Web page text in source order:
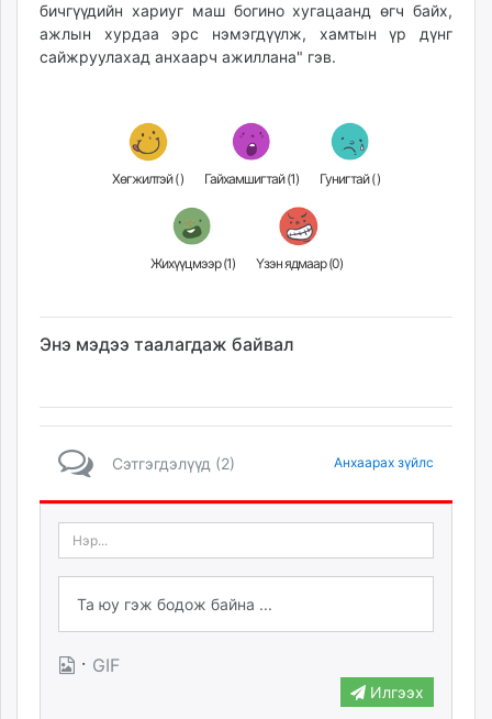
бичгүүдийн хариуг маш богино хугацаанд өгч байх,
ажлын хурдаа эрс нэмэгдүүлж, хамтын үр дүнг
сайжруулахад анхаарч ажиллана" гэв.
Хөгжилтэй () Гайхамшигтай (1) Гунигтай ()
Жихүүцмээр (1) Үзэн ядмаар (0)
Энэ мэдээ таалагдаж байвал
Сэтгэгдэлүүд (2) Анхаарах зүйлс
· GIF
Илгээх